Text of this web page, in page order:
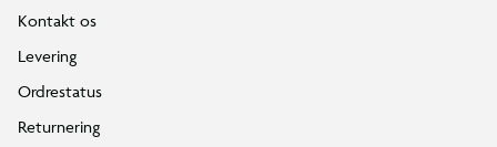
Kontakt os
Levering
Ordrestatus
Returnering